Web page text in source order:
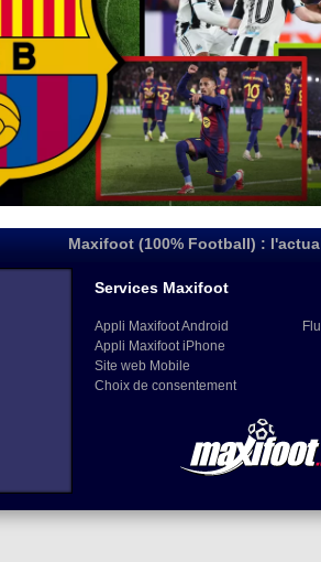
Maxifoot (100% Football) :
Services Maxifoot
Appli Maxifoot Android
Appli Maxifoot iPhone
Site web Mobile
Choix de consentement